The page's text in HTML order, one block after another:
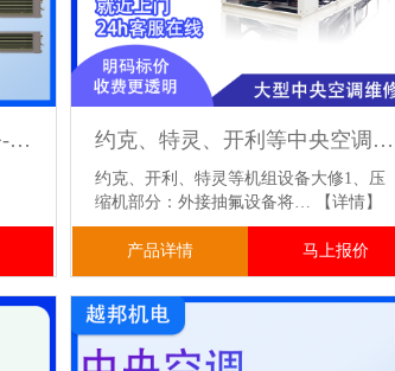
上海青浦区格力空调维修服务-家用、商用中央空调、工业冷水机维保 约克、特灵、开利等中央空调机组大修
约克、开利、特灵等机组设备大修1、压
缩机部分：外接抽氟设备将…
【详情】
产品详情 马上报价